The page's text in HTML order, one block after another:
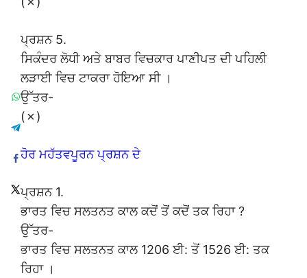
ਪ੍ਰਸ਼ਨ 5.
ਸਿਕੰਦਰ ਲੋਧੀ ਅਤੇ ਬਾਬਰ ਵਿਚਕਾਰ ਪਾਣੀਪਤ ਦੀ ਪਹਿਲੀ
ਲੜਾਈ ਵਿਚ ਟਾਕਰਾ ਹੋਇਆ ਸੀ ।
ਉੱਤਰ-
(✗)
ਹੋਰ ਮਹੱਤਵਪੂਰਨ ਪ੍ਰਸ਼ਨ ਦੇ
ਪ੍ਰਸ਼ਨ 1.
ਭਾਰਤ ਵਿਚ ਸਲਤਨਤ ਕਾਲ ਕਦੋਂ ਤੋਂ ਕਦੋਂ ਤਕ ਰਿਹਾ ?
ਉੱਤਰ-
ਭਾਰਤ ਵਿਚ ਸਲਤਨਤ ਕਾਲ 1206 ਈ: ਤੋਂ 1526 ਈ: ਤਕ
ਰਿਹਾ ।